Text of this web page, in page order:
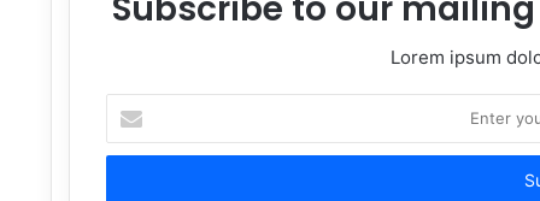
Lorem ipsum
Enter
your
Email